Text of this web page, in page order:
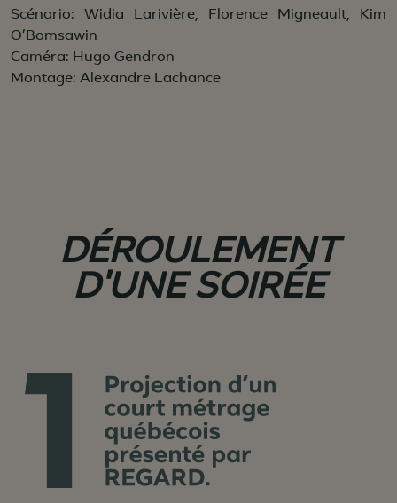
Scénario: Widia Larivière, Florence Migneault, Kim
O’Bomsawin
Caméra: Hugo Gendron
Montage: Alexandre Lachance
DÉROULEMENT
D'UNE SOIRÉE